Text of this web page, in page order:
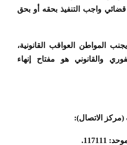
واجب التنفيذ بحقه أو بحق
المواطن العواقب القانونية،
والقانوني هو مفتاح إنهاء
(مركز الاتصال):